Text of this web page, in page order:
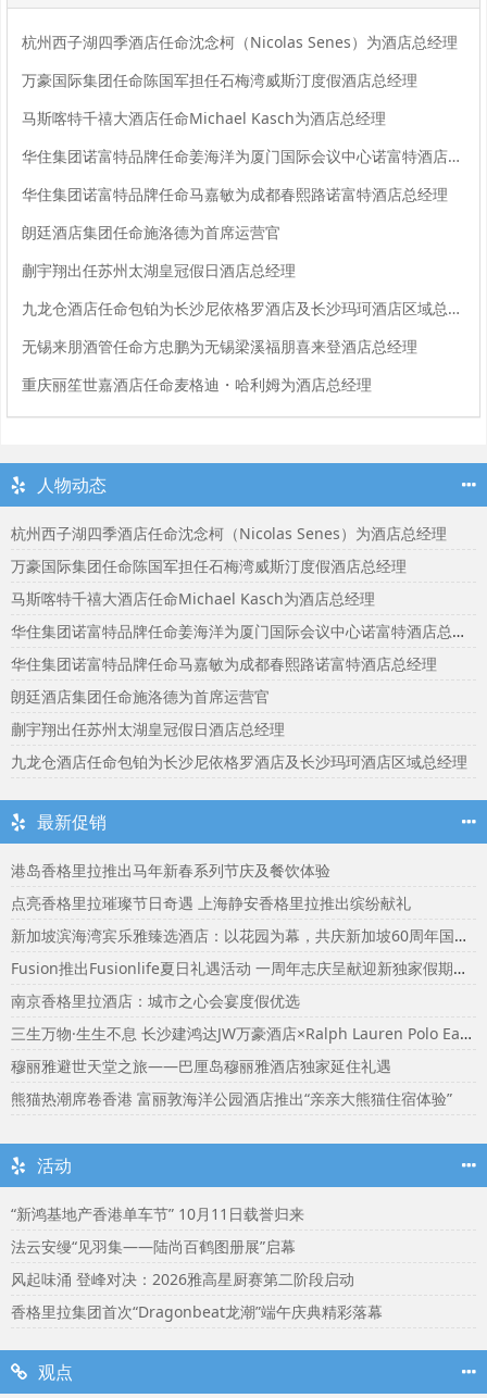
杭州西子湖四季酒店任命沈念柯（Nicolas Senes）为酒店总经理
万豪国际集团任命陈国军担任石梅湾威斯汀度假酒店总经理
马斯喀特千禧大酒店任命Michael Kasch为酒店总经理
华住集团诺富特品牌任命姜海洋为厦门国际会议中心诺富特酒店总经理
华住集团诺富特品牌任命马嘉敏为成都春熙路诺富特酒店总经理
朗廷酒店集团任命施洛德为首席运营官
蒯宇翔出任苏州太湖皇冠假日酒店总经理
九龙仓酒店任命包铂为长沙尼依格罗酒店及长沙玛珂酒店区域总经理
无锡来朋酒管任命方忠鹏为无锡梁溪福朋喜来登酒店总经理
重庆丽笙世嘉酒店任命麦格迪・哈利姆为酒店总经理
人物动态
杭州西子湖四季酒店任命沈念柯（Nicolas Senes）为酒店总经理
万豪国际集团任命陈国军担任石梅湾威斯汀度假酒店总经理
马斯喀特千禧大酒店任命Michael Kasch为酒店总经理
华住集团诺富特品牌任命姜海洋为厦门国际会议中心诺富特酒店总经理
华住集团诺富特品牌任命马嘉敏为成都春熙路诺富特酒店总经理
朗廷酒店集团任命施洛德为首席运营官
蒯宇翔出任苏州太湖皇冠假日酒店总经理
九龙仓酒店任命包铂为长沙尼依格罗酒店及长沙玛珂酒店区域总经理
最新促销
港岛香格里拉推出马年新春系列节庆及餐饮体验
点亮香格里拉璀璨节日奇遇 上海静安香格里拉推出缤纷献礼
新加坡滨海湾宾乐雅臻选酒店：以花园为幕，共庆新加坡60周年国庆盛宴
Fusion推出Fusionlife夏日礼遇活动 一周年志庆呈献迎新独家假期奖赏
南京香格里拉酒店：城市之心会宴度假优选
三生万物·生生不息 长沙建鸿达JW万豪酒店×Ralph Lauren Polo Earth开启可持续生活旅行美学
穆丽雅避世天堂之旅——巴厘岛穆丽雅酒店独家延住礼遇
熊猫热潮席卷香港 富丽敦海洋公园酒店推出“亲亲大熊猫住宿体验”
活动
“新鸿基地产香港单车节” 10月11日载誉归来
法云安缦“见羽集——陆尚百鹤图册展”启幕
风起味涌 登峰对决：2026雅高星厨赛第二阶段启动
香格里拉集团首次“Dragonbeat龙潮”端午庆典精彩落幕
观点